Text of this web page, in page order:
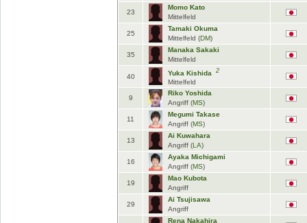
23
Momo Kato
Mittelfeld
25
Tamaki Okuma
Mittelfeld (DM)
35
Manaka Sakaki
Mittelfeld
40 Yuka Kishida 2
Mittelfeld
9
Riko Yoshida
Angriff (MS)
11
Megumi Takase
Angriff (MS)
13
Ai Kuwahara
Angriff (LA)
16
Ayaka Michigami
Angriff (MS)
19
Mao Kubota
Angriff
29
Ai Tsujisawa
Angriff
Rena Nakahira